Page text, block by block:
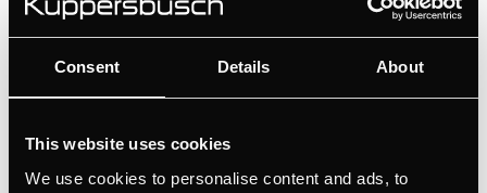
Consent Details About
This website uses cookies
We use cookies to personalise content and ads, to